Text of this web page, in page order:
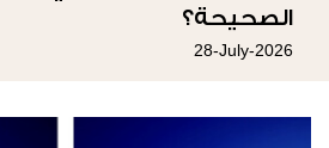
الصحيحة؟
28-July-2026